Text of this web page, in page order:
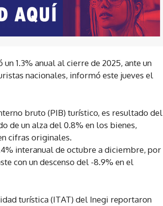
1.3% anual al cierre de 2025, ante un
nacionales, informó este jueves el
bruto (PIB) turístico, es resultado del
de un alza del 0.8% en los bienes,
cifras originales.
interanual de octubre a diciembre, por
con un descenso del -8.9% en el
turística (ITAT) del Inegi reportaron